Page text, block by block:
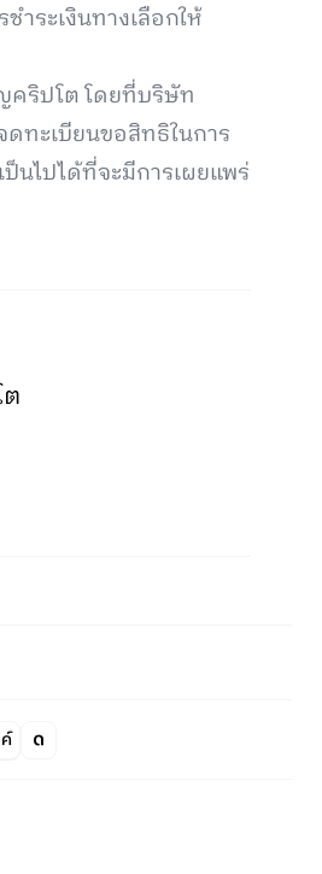
ระเงินทางเลือกให้
คริปโต โดยที่บริษัท
ทะเบียนขอสิทธิในการ
นไปได้ที่จะมีการเผยแพร่